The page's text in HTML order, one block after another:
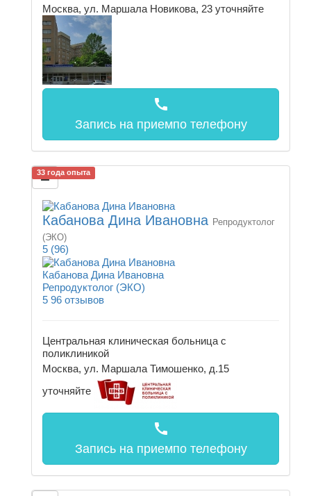
Москва, ул. Маршала Новикова, 23 уточняйте
call
Запись на приемпо телефону
33 года опыта
Кабанова Дина Ивановна Репродуктолог
(ЭКО)
5 (96)
Кабанова Дина Ивановна
Репродуктолог (ЭКО)
5 96 отзывов
Центральная клиническая больница с
поликлиникой
Москва, ул. Маршала Тимошенко, д.15
уточняйте
call
Запись на приемпо телефону